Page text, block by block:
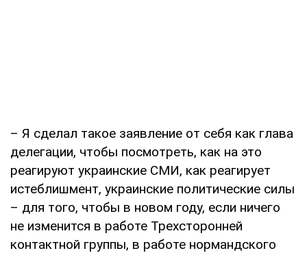
– Я сделал такое заявление от себя как глава
делегации, чтобы посмотреть, как на это
реагируют украинские СМИ, как реагирует
истеблишмент, украинские политические силы
– для того, чтобы в новом году, если ничего
не изменится в работе Трехсторонней
контактной группы, в работе нормандского